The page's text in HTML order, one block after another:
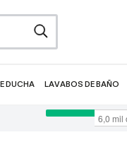
DUCHA LAVABOS DE BAÑO